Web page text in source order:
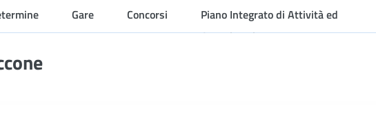
Gare Concorsi
Piano Integrato di Attività ed
Organizzazione